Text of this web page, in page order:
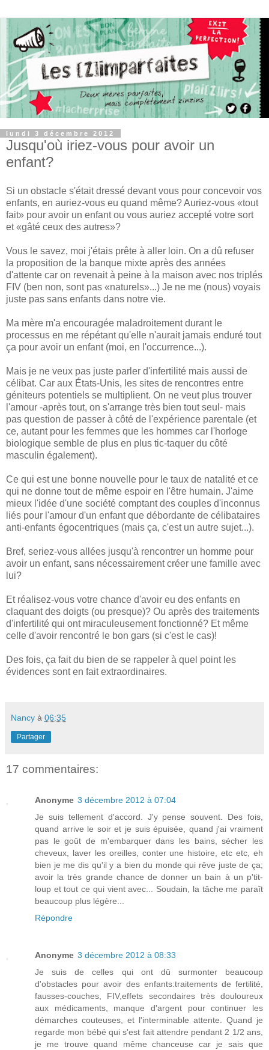
lundi 3 décembre 2012
Jusqu'où iriez-vous pour avoir un
enfant?
Si un obstacle s'était dressé devant vous pour concevoir vos
enfants, en auriez-vous eu quand même? Auriez-vous «tout
fait» pour avoir un enfant ou vous auriez accepté votre sort
et «gâté ceux des autres»?
Vous le savez, moi j'étais prête à aller loin. On a dû refuser
la proposition de la banque mixte après des années
d'attente car on revenait à peine à la maison avec nos triplés
FIV (ben non, sont pas «naturels»...) Je ne me (nous) voyais
juste pas sans enfants dans notre vie.
Ma mère m'a encouragée maladroitement durant le
processus en me répétant qu'elle n'aurait jamais enduré tout
ça pour avoir un enfant (moi, en l'occurrence...).
Mais je ne veux pas juste parler d'infertilité mais aussi de
célibat. Car aux États-Unis, les sites de rencontres entre
géniteurs potentiels se multiplient. On ne veut plus trouver
l'amour -après tout, on s'arrange très bien tout seul- mais
pas question de passer à côté de l'expérience parentale (et
ce, autant pour les femmes que les hommes car l'horloge
biologique semble de plus en plus tic-taquer du côté
masculin également).
Ce qui est une bonne nouvelle pour le taux de natalité et ce
qui ne donne tout de même espoir en l'être humain. J'aime
mieux l'idée d'une société comptant des couples d'inconnus
liés pour l'amour d'un enfant que débordante de célibataires
anti-enfants égocentriques (mais ça, c'est un autre sujet...).
Bref, seriez-vous allées jusqu'à rencontrer un homme pour
avoir un enfant, sans nécessairement créer une famille avec
lui?
Et réalisez-vous votre chance d'avoir eu des enfants en
claquant des doigts (ou presque)? Ou après des traitements
d'infertilité qui ont miraculeusement fonctionné? Et même
celle d'avoir rencontré le bon gars (si c'est le cas)!
Des fois, ça fait du bien de se rappeler à quel point les
évidences sont en fait extraordinaires.
Nancy à 06:35
Partager
17 commentaires:
Anonyme 3 décembre 2012 à 07:04
Je suis tellement d'accord. J'y pense souvent. Des fois,
quand arrive le soir et je suis épuisée, quand j'ai vraiment
pas le goût de m'embarquer dans les bains, sécher les
cheveux, laver les oreilles, conter une histoire, etc etc, eh
bien je me dis qu'il y a bien du monde qui rêve juste de ça;
avoir la très grande chance de donner un bain à un p'tit-
loup et tout ce qui vient avec... Soudain, la tâche me paraît
beaucoup plus légère...
Répondre
Anonyme 3 décembre 2012 à 08:33
Je suis de celles qui ont dû surmonter beaucoup
d'obstacles pour avoir des enfants:traitements de fertilité,
fausses-couches, FIV,effets secondaires très douloureux
aux médicaments, manque d'argent pour continuer les
démarches couteuses, et l'interminable attente. Quand je
regarde mon bébé qui s'est fait attendre pendant 2 1/2 ans,
je me trouve quand même chanceuse car je sais que